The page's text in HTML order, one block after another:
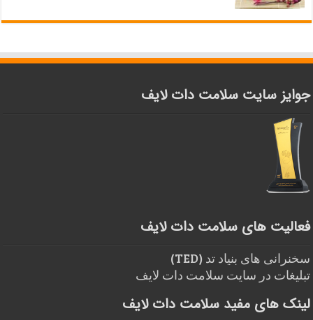
جوایز سایت سلامت دات لایف
فعالیت های سلامت دات لایف
سخنرانی های بنیاد تد (TED)
تبلیغات در سایت سلامت دات لایف
لینک های مفید سلامت دات لایف